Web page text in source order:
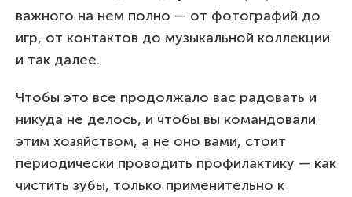
важного на нем полно — от фотографий до
игр, от контактов до музыкальной коллекции
и так далее.
Чтобы это все продолжало вас радовать и
никуда не делось, и чтобы вы командовали
этим хозяйством, а не оно вами, стоит
периодически проводить профилактику — как
чистить зубы, только применительно к